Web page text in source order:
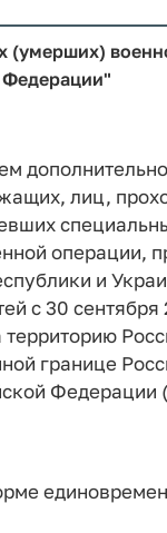
(умерших)
Федерации"
лиц,
операции,
и
с 30 сентября
границе
Федерации